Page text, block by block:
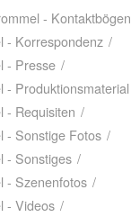
- Kontaktbögen
- Korrespondenz /
- Presse /
- Produktionsmaterial
- Requisiten /
- Sonstige Fotos /
- Sonstiges /
- Szenenfotos /
- Videos /